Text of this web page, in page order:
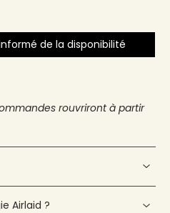
de la disponibilité
rouvriront à partir
Airlaid ?